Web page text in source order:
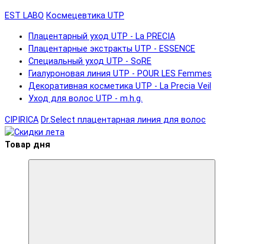
EST LABO Космецевтика UTP
Плацентарный уход UTP - La PRECIA
Плацентарные экстракты UTP - ESSENCE
Специальный уход UTP - SoRE
Гиалуроновая линия UTP - POUR LES Femmes
Декоративная косметика UTP - La Precia Veil
Уход для волос UTP - m.h.g.
CIPIRICA Dr.Select плацентарная линия для волос
Товар дня